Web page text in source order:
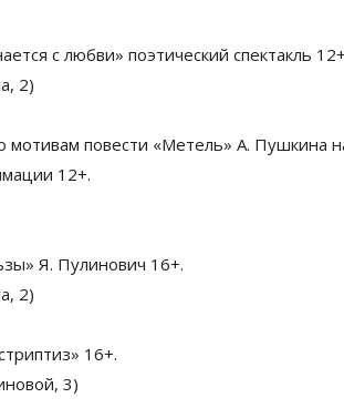
с любви» поэтический спектакль
2)
мотивам повести «Метель» А. Пушкина
12+.
Я. Пулинович 16+.
2)
16+.
3)